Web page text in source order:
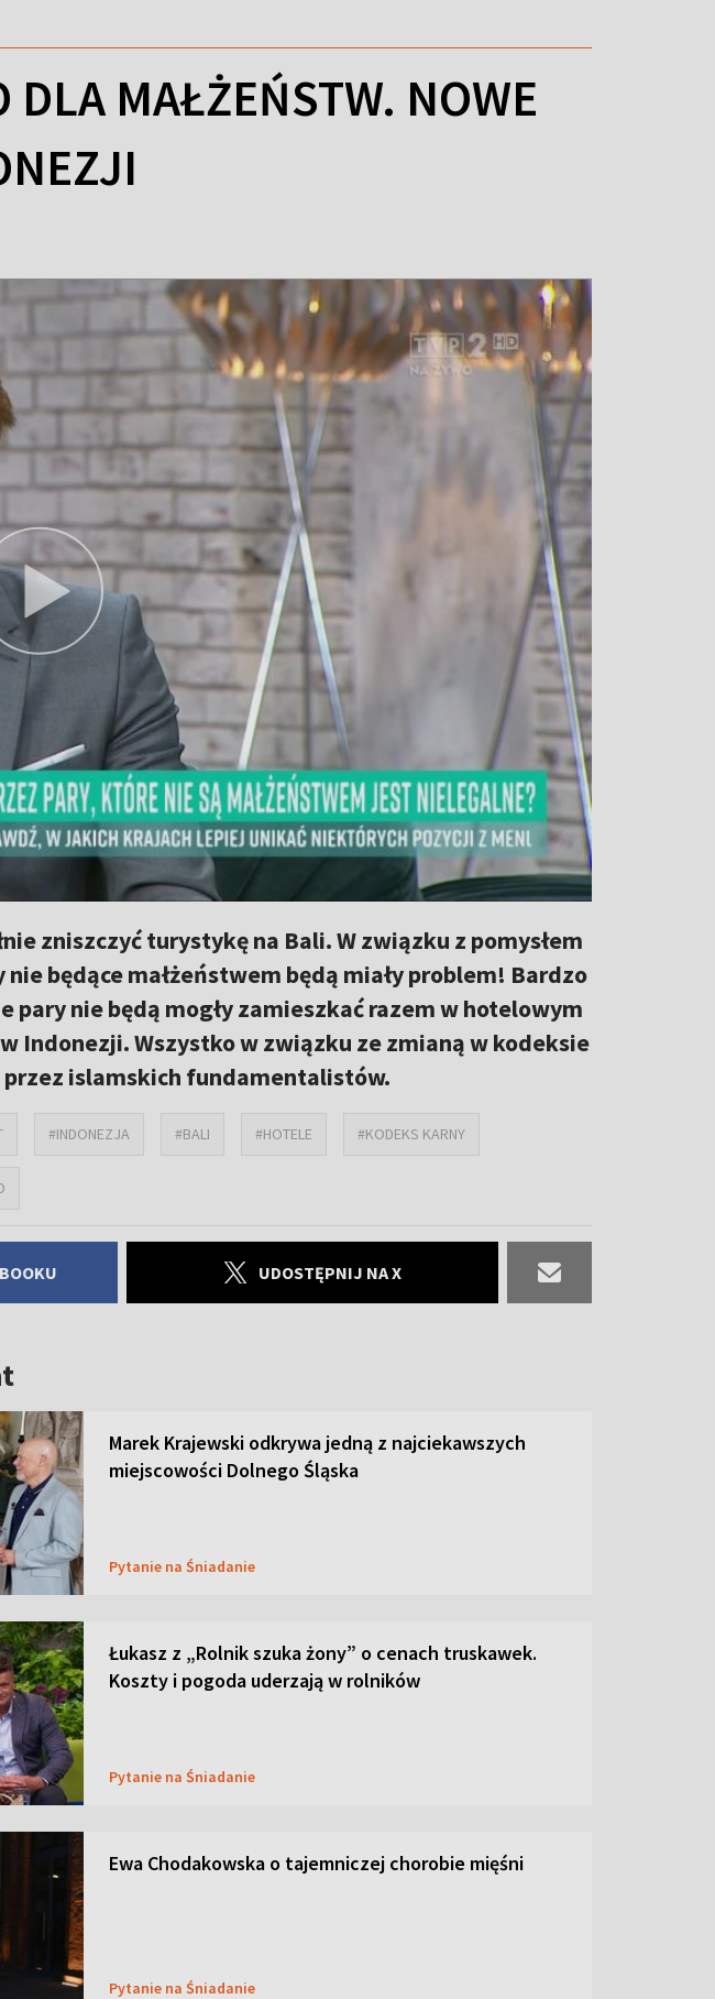
DLA MAŁŻEŃSTW. NOWE
zniszczyć turystykę na Bali. W związku z pomysłem
będące małżeństwem będą miały problem! Bardzo
pary nie będą mogły zamieszkać razem w hotelowym
Indonezji. Wszystko w związku ze zmianą w kodeksie
islamskich fundamentalistów.
#INDONEZJA #BALI #HOTELE #KODEKS KARNY
UDOSTĘPNIJ NA X
Marek Krajewski odkrywa jedną z najciekawszych
miejscowości Dolnego Śląska
Pytanie na Śniadanie
Łukasz z „Rolnik szuka żony” o cenach truskawek.
Koszty i pogoda uderzają w rolników
Pytanie na Śniadanie
Ewa Chodakowska o tajemniczej chorobie mięśni
Pytanie na Śniadanie